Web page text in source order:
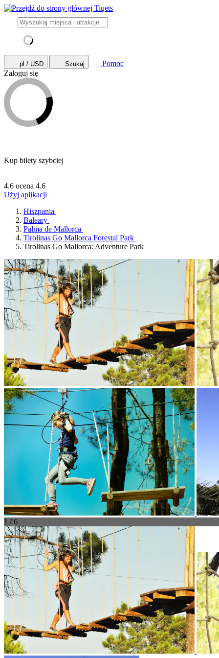
pl / USD Szukaj
Pomoc
Zaloguj się
Kup bilety szybciej
4.6 ocena 4.6
Użyj aplikacji
Hiszpania
Baleary
Palma de Mallorca
Tirolinas Go Mallorca Forestal Park
Tirolinas Go Mallorca: Adventure Park
1 / 6